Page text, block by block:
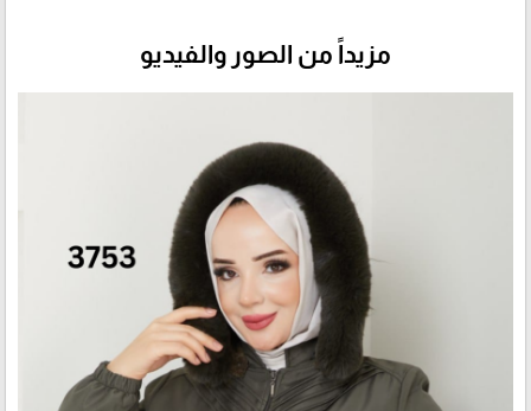
مزيداً من الصور والفيديو